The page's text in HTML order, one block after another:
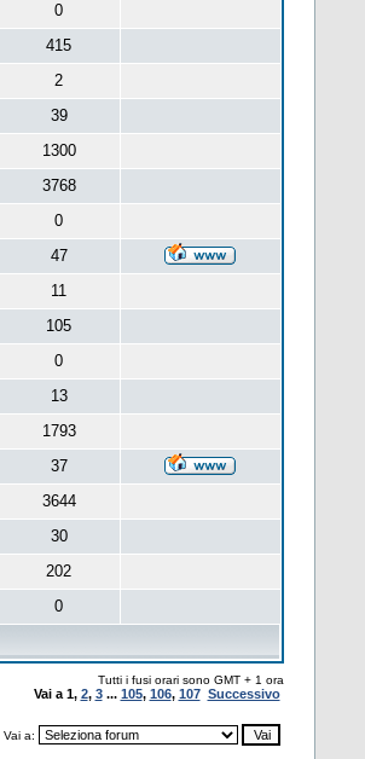
0
415
2
39
1300
3768
0
47
11
105
0
13
1793
37
3644
30
202
0
Tutti i fusi orari sono GMT + 1 ora
Vai a 1, 2, 3... 105, 106, 107 Successivo
Vai a: